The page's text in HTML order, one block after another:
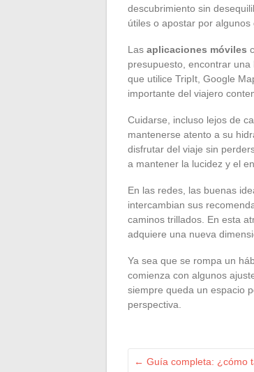
descubrimiento sin
útiles o apostar por algunos
Las aplicaciones móviles
presupuesto, encontrar
que utilice TripIt, Google
importante del viajero
Cuidarse, incluso lejos de
mantenerse atento a su
disfrutar del viaje sin
a mantener la lucidez y el
En las redes, las buenas
intercambian sus
caminos trillados. En esta
adquiere una nueva
Ya sea que se rompa un
comienza con algunos
siempre queda un espacio
perspectiva.
← Guía completa: ¿cómo